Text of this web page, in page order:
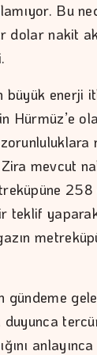
Bu
dolar nakit
büyük enerji
Hürmüz’e
mevcut
teklif
gündeme
anlayınca